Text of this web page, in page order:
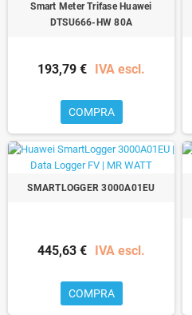
Smart Meter Trifase Huawei
DTSU666-HW 80A
193,79 € IVA escl.
COMPRA
SMARTLOGGER 3000A01EU
445,63 € IVA escl.
COMPRA